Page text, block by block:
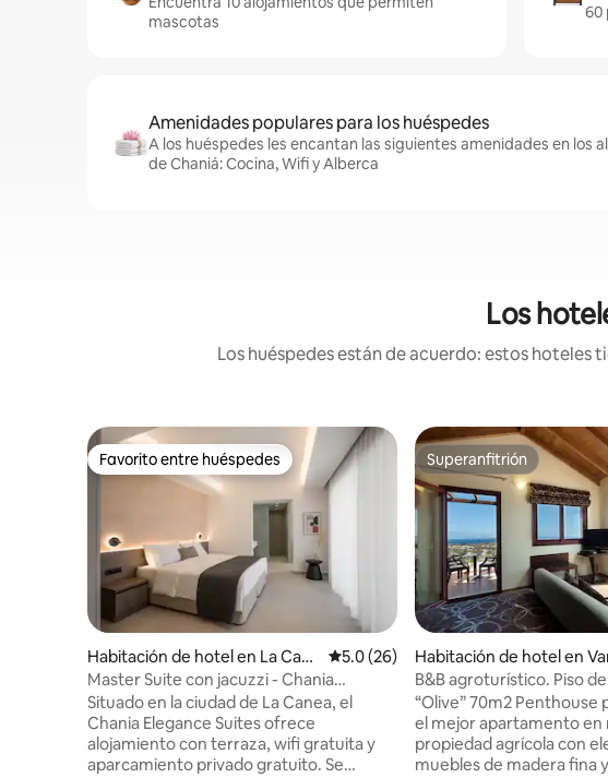
mascotas
60
Amenidades populares para los huéspedes
A los huéspedes les encantan las siguientes amenidades en los
de Chaniá: Cocina, Wifi y Alberca
Los
Los huéspedes están de acuerdo: estos
Favorito entre huéspedes
Favorito entre huéspedes
Habitación de hotel en La Can
ea
Calificación promedio: 5.0 de 5; 26
5.0 (26)
Master Suite con jacuzzi - Chania
Elegance Suites
Situado en la ciudad de La Canea, el
Chania Elegance Suites ofrece
alojamiento con terraza, wifi gratuita y
aparcamiento privado gratuito. Se
Superanfitrión
Superanfitrión
Habitación de hotel en
poulo
B&B agroturístico. Piso
compartida
“Olive” 70m2 Penthouse
el mejor apartamento en nuestra
propiedad agrícola con
muebles de madera fina